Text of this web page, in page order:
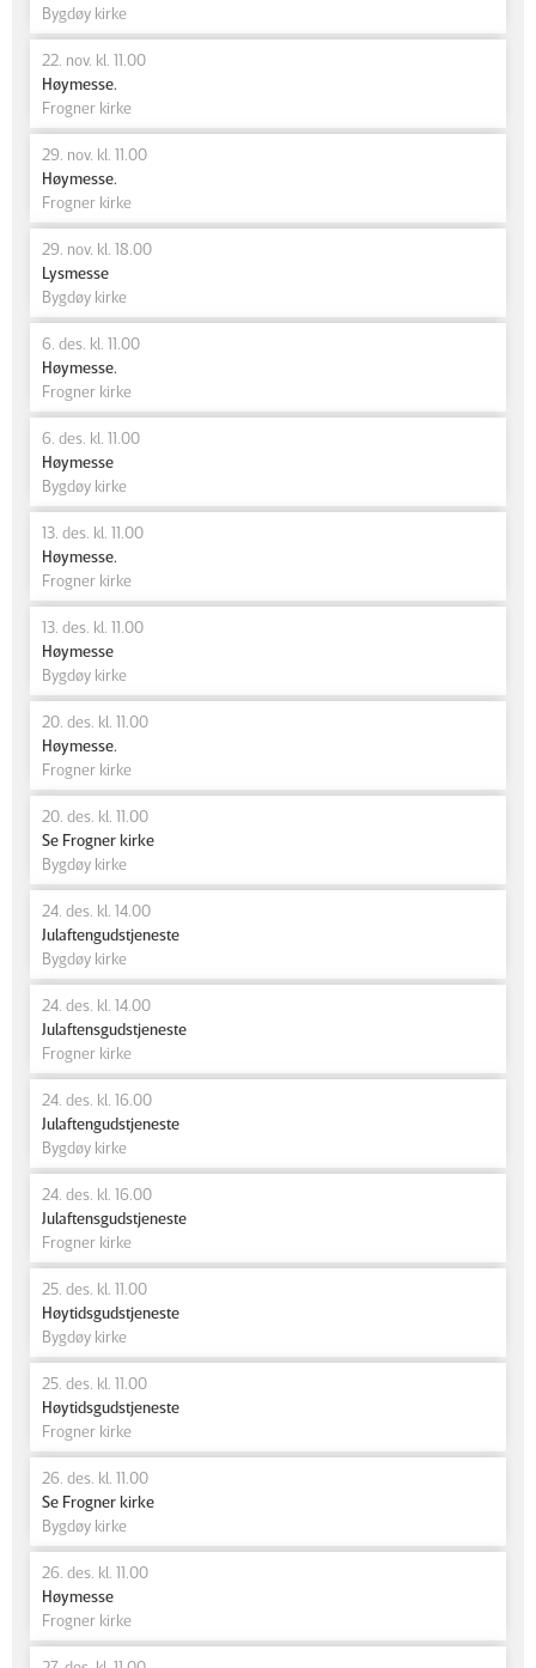
Bygdøy kirke
22. nov. kl. 11.00
Høymesse.
Frogner kirke
29. nov. kl. 11.00
Høymesse.
Frogner kirke
29. nov. kl. 18.00
Lysmesse
Bygdøy kirke
6. des. kl. 11.00
Høymesse.
Frogner kirke
6. des. kl. 11.00
Høymesse
Bygdøy kirke
13. des. kl. 11.00
Høymesse.
Frogner kirke
13. des. kl. 11.00
Høymesse
Bygdøy kirke
20. des. kl. 11.00
Høymesse.
Frogner kirke
20. des. kl. 11.00
Se Frogner kirke
Bygdøy kirke
24. des. kl. 14.00
Julaftengudstjeneste
Bygdøy kirke
24. des. kl. 14.00
Julaftensgudstjeneste
Frogner kirke
24. des. kl. 16.00
Julaftengudstjeneste
Bygdøy kirke
24. des. kl. 16.00
Julaftensgudstjeneste
Frogner kirke
25. des. kl. 11.00
Høytidsgudstjeneste
Bygdøy kirke
25. des. kl. 11.00
Høytidsgudstjeneste
Frogner kirke
26. des. kl. 11.00
Se Frogner kirke
Bygdøy kirke
26. des. kl. 11.00
Høymesse
Frogner kirke